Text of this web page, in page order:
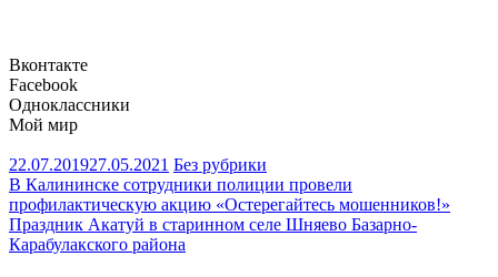
Вконтакте
Facebook
Одноклассники
Мой мир
22.07.201927.05.2021 Без рубрики
Навигация
по
записям
В Калининске сотрудники полиции провели
профилактическую акцию «Остерегайтесь мошенников!»
Праздник Акатуй в старинном селе Шняево Базарно-
Карабулакского района